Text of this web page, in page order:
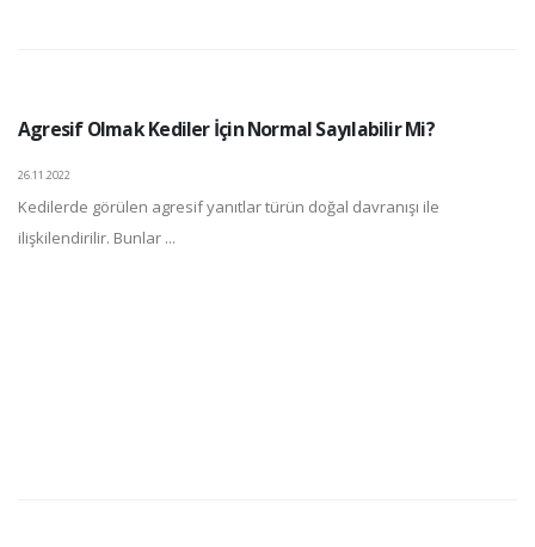
Agresif Olmak Kediler İçin Normal Sayılabilir Mi?
26.11.2022
Kedilerde görülen agresif yanıtlar türün doğal davranışı ile
ilişkilendirilir. Bunlar ...